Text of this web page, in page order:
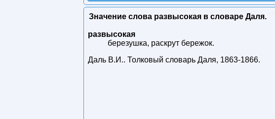
Значение слова развысокая в словаре Даля.
развысокая
березушка, раскрут бережок.
Даль В.И.. Толковый словарь Даля, 1863-1866.